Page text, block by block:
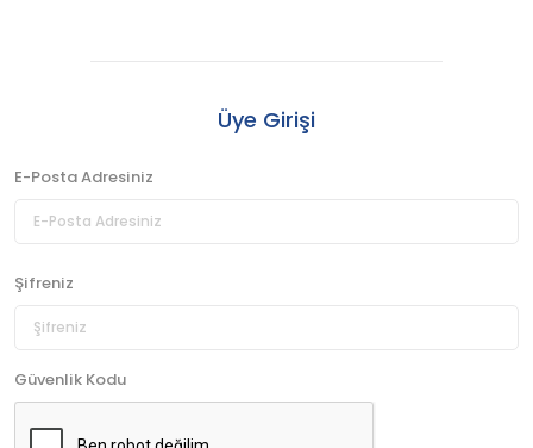
Üye Girişi
E-Posta Adresiniz
Şifreniz
Güvenlik Kodu